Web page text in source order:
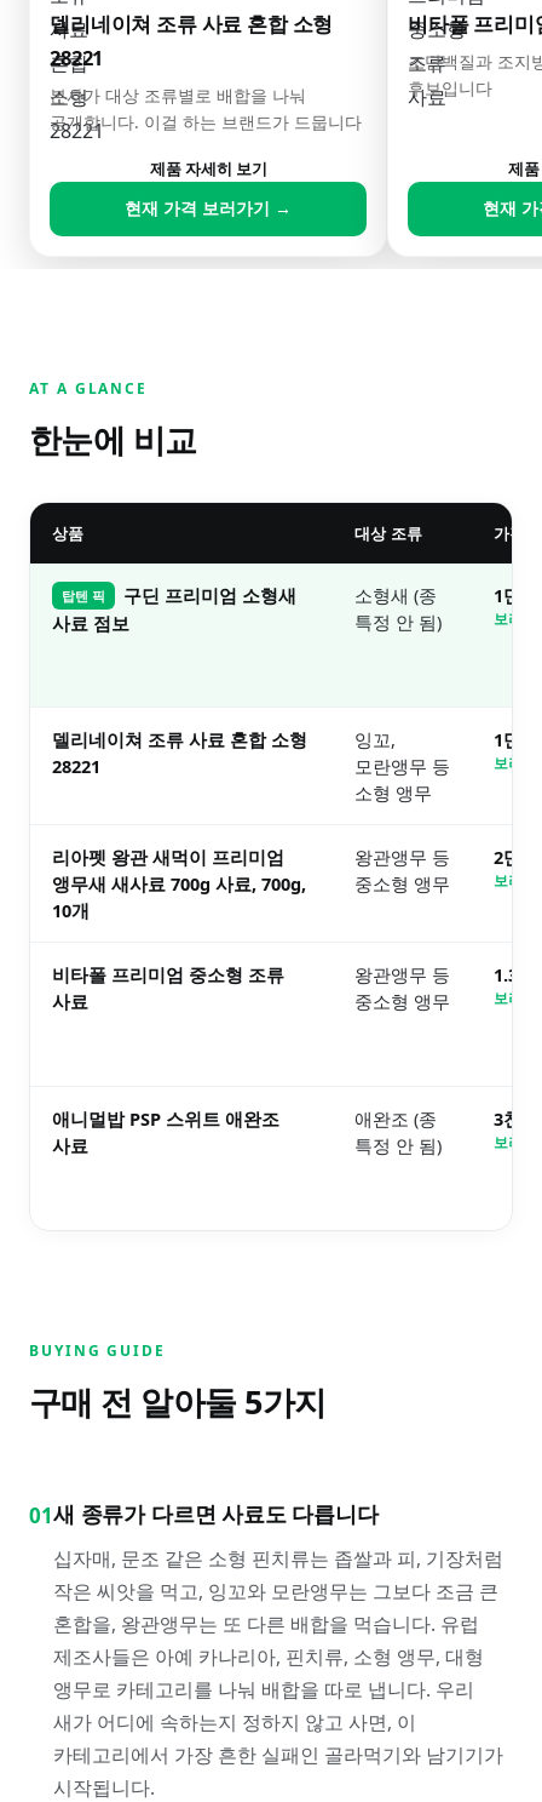
델리네이쳐 조류 사료 혼합 소형
28221
본사가 대상 조류별로 배합을 나눠
공개합니다. 이걸 하는 브랜드가 드뭅니다
제품 자세히 보기
현재 가격 보러가기 →
비타폴 프리
조단백질과 조지
후보입니다
제
현재
AT A GLANCE
한눈에 비교
상품 대상 조류 가격대
탑텐 픽
구딘 프리미엄 소형새
사료 점보
소형새 (종
특정 안 됨)
1만
보러
델리네이쳐 조류 사료 혼합 소형
28221
잉꼬,
모란앵무 등
소형 앵무
1만
보러
리아펫 왕관 새먹이 프리미엄
앵무새 새사료 700g 사료, 700g,
10개
왕관앵무 등
중소형 앵무
2만
보러
비타폴 프리미엄 중소형 조류
사료
왕관앵무 등
중소형 앵무
1.3만
보러
애니멀밥 PSP 스위트 애완조
사료
애완조 (종
특정 안 됨)
3천
보러
BUYING GUIDE
구매 전 알아둘 5가지
01새 종류가 다르면 사료도 다릅니다
십자매, 문조 같은 소형 핀치류는 좁쌀과 피, 기장처럼
작은 씨앗을 먹고, 잉꼬와 모란앵무는 그보다 조금 큰
혼합을, 왕관앵무는 또 다른 배합을 먹습니다. 유럽
제조사들은 아예 카나리아, 핀치류, 소형 앵무, 대형
앵무로 카테고리를 나눠 배합을 따로 냅니다. 우리
새가 어디에 속하는지 정하지 않고 사면, 이
카테고리에서 가장 흔한 실패인 골라먹기와 남기기가
시작됩니다.